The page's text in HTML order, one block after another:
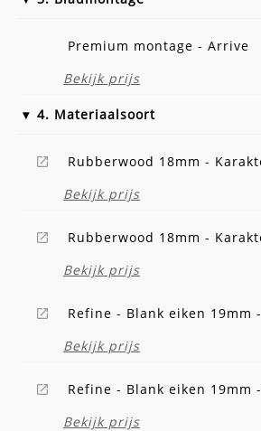
Premium montage - Arrive
Bekijk prijs
4. Materiaalsoort
Rubberwood 18mm -
Bekijk prijs
Rubberwood 18mm -
Bekijk prijs
Refine - Blank eiken 19mm
Bekijk prijs
Refine - Blank eiken 19mm
Bekijk prijs